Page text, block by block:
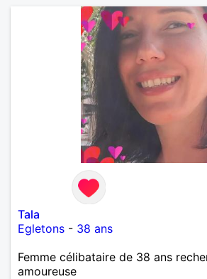
Tala
Egletons - 38 ans
Femme célibataire de 38 ans
amoureuse